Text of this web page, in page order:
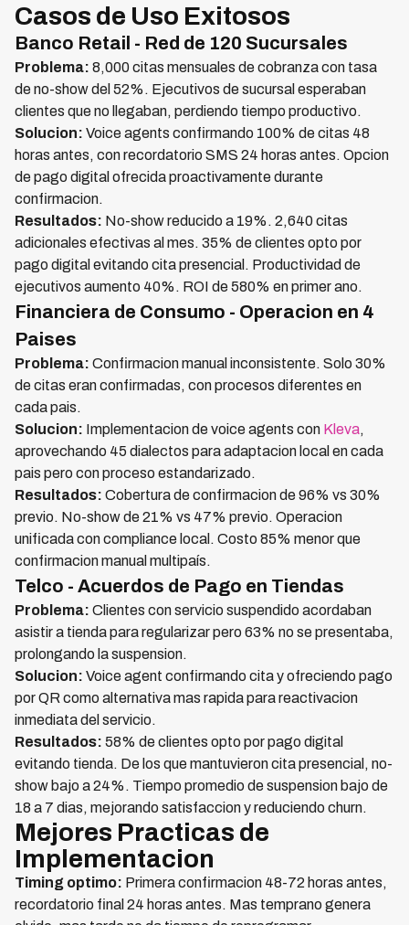
Casos de Uso Exitosos
Banco Retail - Red de 120 Sucursales
Problema: 8,000 citas mensuales de cobranza con tasa
de no-show del 52%. Ejecutivos de sucursal esperaban
clientes que no llegaban, perdiendo tiempo productivo.
Solucion: Voice agents confirmando 100% de citas 48
horas antes, con recordatorio SMS 24 horas antes. Opcion
de pago digital ofrecida proactivamente durante
confirmacion.
Resultados: No-show reducido a 19%. 2,640 citas
adicionales efectivas al mes. 35% de clientes opto por
pago digital evitando cita presencial. Productividad de
ejecutivos aumento 40%. ROI de 580% en primer ano.
Financiera de Consumo - Operacion en 4
Paises
Problema: Confirmacion manual inconsistente. Solo 30%
de citas eran confirmadas, con procesos diferentes en
cada pais.
Solucion: Implementacion de voice agents con Kleva,
aprovechando 45 dialectos para adaptacion local en cada
pais pero con proceso estandarizado.
Resultados: Cobertura de confirmacion de 96% vs 30%
previo. No-show de 21% vs 47% previo. Operacion
unificada con compliance local. Costo 85% menor que
confirmacion manual multipaís.
Telco - Acuerdos de Pago en Tiendas
Problema: Clientes con servicio suspendido acordaban
asistir a tienda para regularizar pero 63% no se presentaba,
prolongando la suspension.
Solucion: Voice agent confirmando cita y ofreciendo pago
por QR como alternativa mas rapida para reactivacion
inmediata del servicio.
Resultados: 58% de clientes opto por pago digital
evitando tienda. De los que mantuvieron cita presencial, no-
show bajo a 24%. Tiempo promedio de suspension bajo de
18 a 7 dias, mejorando satisfaccion y reduciendo churn.
Mejores Practicas de
Implementacion
Timing optimo: Primera confirmacion 48-72 horas antes,
recordatorio final 24 horas antes. Mas temprano genera